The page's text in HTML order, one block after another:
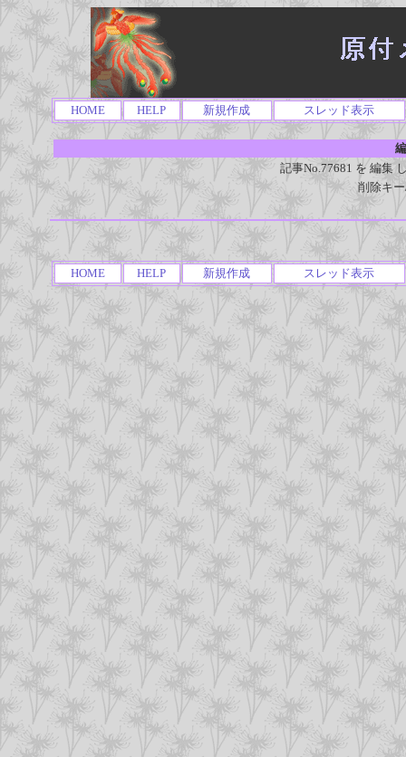
HOME HELP 新規作成 スレッド表示
記事No.77681 を 編集
削除キ
HOME HELP 新規作成 スレッド表示